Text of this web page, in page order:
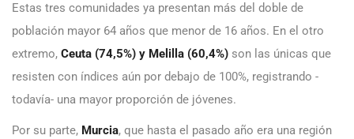
Estas tres comunidades ya presentan más del doble de
población mayor 64 años que menor de 16 años. En el otro
extremo, Ceuta (74,5%) y Melilla (60,4%) son las únicas que
resisten con índices aún por debajo de 100%, registrando -
todavía- una mayor proporción de jóvenes.
Por su parte, Murcia, que hasta el pasado año era una región